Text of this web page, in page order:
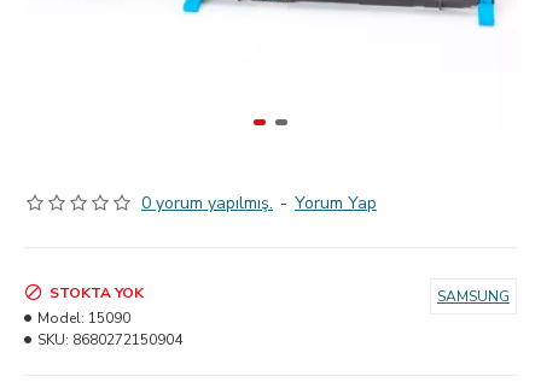
0 yorum yapılmış. - Yorum Yap
STOKTA YOK
Model: 15090
SKU: 8680272150904
SAMSUNG